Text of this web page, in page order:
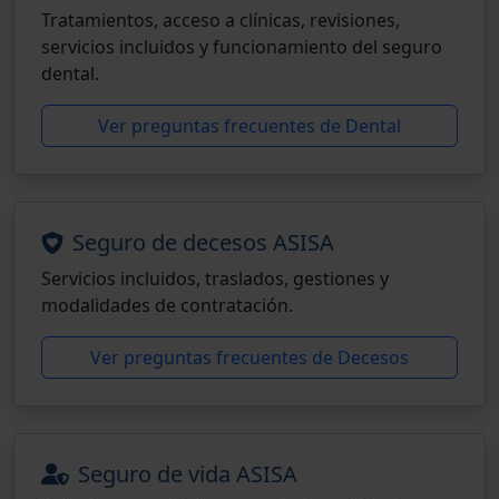
Tratamientos, acceso a clínicas, revisiones,
servicios incluidos y funcionamiento del seguro
dental.
Ver preguntas frecuentes de Dental
Seguro de decesos ASISA
Servicios incluidos, traslados, gestiones y
modalidades de contratación.
Ver preguntas frecuentes de Decesos
Seguro de vida ASISA